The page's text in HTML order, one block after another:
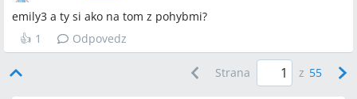
emily3 a ty si ako na tom z pohybmi?
👍 1 Odpovedz
Strana z 55